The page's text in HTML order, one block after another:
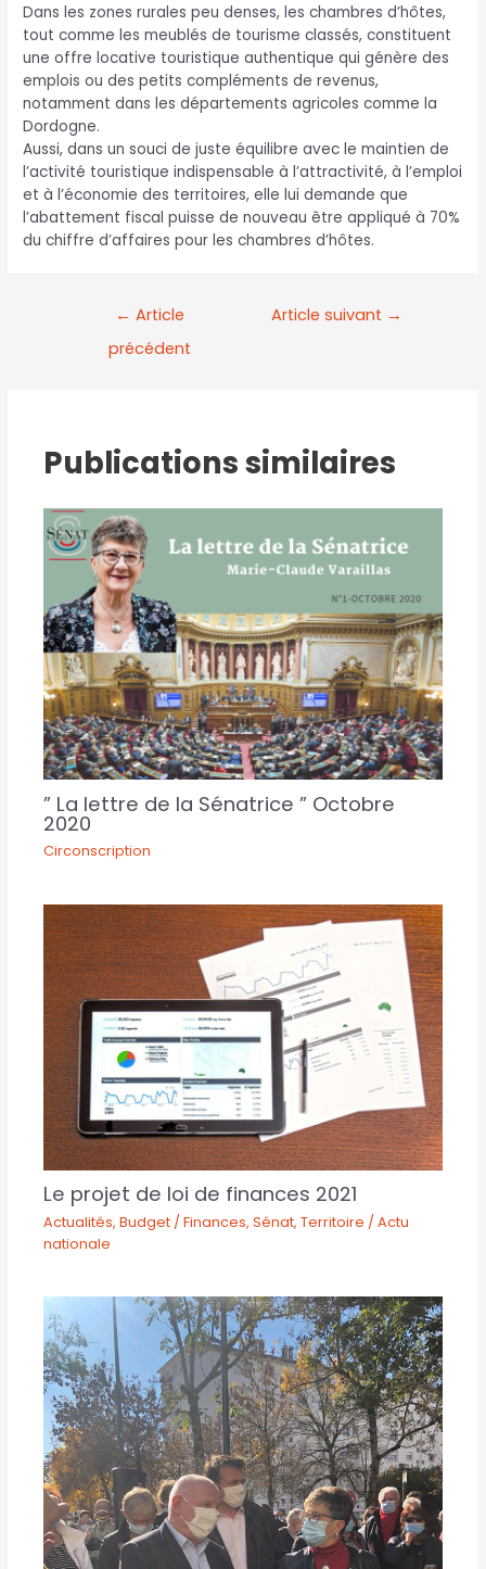
Dans les zones rurales peu denses, les chambres d’hôtes,
tout comme les meublés de tourisme classés, constituent
une offre locative touristique authentique qui génère des
emplois ou des petits compléments de revenus,
notamment dans les départements agricoles comme la
Dordogne.
Aussi, dans un souci de juste équilibre avec le maintien de
l’activité touristique indispensable à l’attractivité, à l’emploi
et à l’économie des territoires, elle lui demande que
l’abattement fiscal puisse de nouveau être appliqué à 70%
du chiffre d’affaires pour les chambres d’hôtes.
← Article
précédent
Article suivant →
Publications similaires
” La lettre de la Sénatrice ” Octobre
2020
Circonscription
Le projet de loi de finances 2021
Actualités,Budget / Finances,Sénat,Territoire / Actu
nationale